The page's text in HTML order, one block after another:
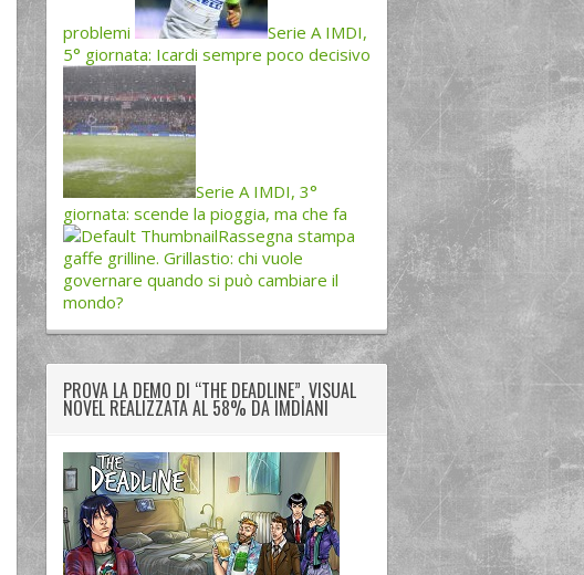
problemi
Serie A IMDI,
5° giornata: Icardi sempre poco decisivo
Serie A IMDI, 3°
giornata: scende la pioggia, ma che fa
Rassegna stampa
gaffe grilline. Grillastio: chi vuole
governare quando si può cambiare il
mondo?
PROVA LA DEMO DI “THE DEADLINE”, VISUAL
NOVEL REALIZZATA AL 58% DA IMDIANI